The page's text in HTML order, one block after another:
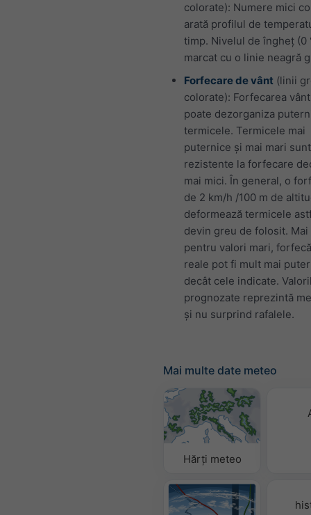
colorate): Numere mici
arată profilul de
timp. Nivelul de îngheț (0
marcat cu o linie neagră
Forfecare de vânt (linii
colorate): Forfecarea
poate dezorganiza
termicele. Termicele mai
puternice și mai mari
rezistente la forfecare
mai mici. În general, o
de 2 km/h /100 m de
deformează termicele
devin greu de folosit. Mai
pentru valori mari,
reale pot fi mult mai
decât cele indicate.
prognozate reprezintă
și nu surprind rafalele.
Mai multe date meteo
Hărți meteo